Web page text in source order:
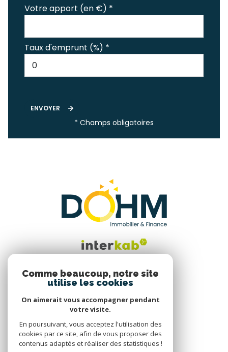
Votre apport (en €) *
Taux d'emprunt (%) *
ENVOYER
* Champs obligatoires
Nous suivre
Comme beaucoup, notre site
utilise les cookies
On aimerait vous accompagner pendant
votre visite.
En poursuivant, vous acceptez l'utilisation des
cookies par ce site, afin de vous proposer des
contenus adaptés et réaliser des statistiques !